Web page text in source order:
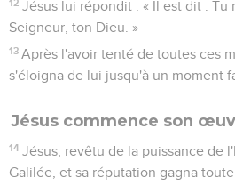
12 Jésus lui répondit : « Il est dit : Tu
Seigneur, ton Dieu. »
13 Après l'avoir tenté de toutes ces
s'éloigna de lui jusqu'à un moment
Jésus commence son
14 Jésus, revêtu de la puissance de
Galilée, et sa réputation gagna toute